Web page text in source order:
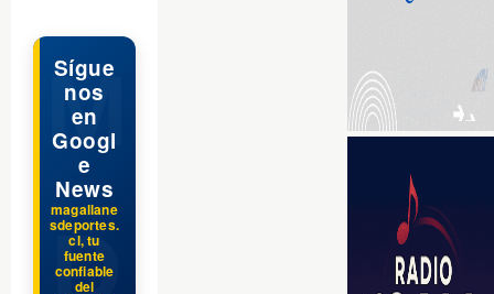
Sígue
nos
en
Googl
e
News
magallane
sdeportes.
cl, tu
fuente
confiable
del